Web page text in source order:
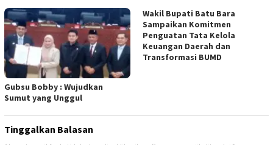
Gubsu Bobby : Wujudkan
Sumut yang Unggul
Wakil Bupati Batu Bara
Sampaikan Komitmen
Penguatan Tata Kelola
Keuangan Daerah dan
Transformasi BUMD
Tinggalkan Balasan